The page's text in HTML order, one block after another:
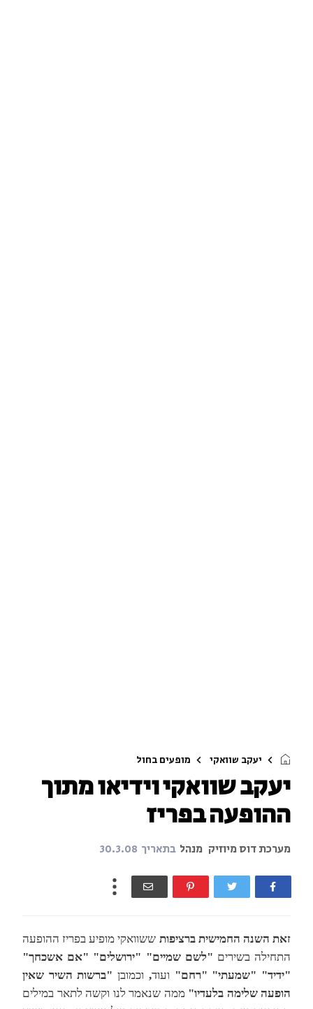
יעקב שוואקי מופעים בחול
יעקב שוואקי וידיאו מתוך
ההופעה בפריז
מערכת דוס מיוזיק מנהל בתאריך 30.3.08
זאת השנה החמישית ברציפות ששוואקי מופיע בפריז ההופעה
התחילה בשירים "לשם שמיים" "ירושלים" "אם אשכחך"
"ידיד" "שמעתי" "רחם" ועוד, וכמובן "ברשות השיר שאין
הופעה שלימה בלעדיו" ממה שנאמר לנו וקשה לתאר במילים